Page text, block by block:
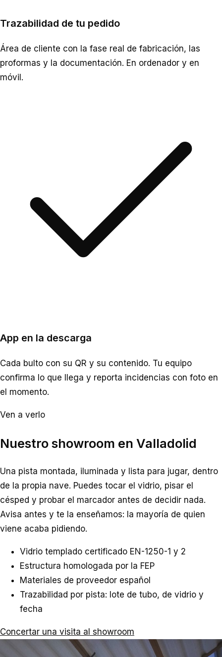
Trazabilidad de tu pedido
Área de cliente con la fase real de fabricación, las
proformas y la documentación. En ordenador y en
móvil.
App en la descarga
Cada bulto con su QR y su contenido. Tu equipo
confirma lo que llega y reporta incidencias con foto en
el momento.
Ven a verlo
Nuestro showroom en Valladolid
Una pista montada, iluminada y lista para jugar, dentro
de la propia nave. Puedes tocar el vidrio, pisar el
césped y probar el marcador antes de decidir nada.
Avisa antes y te la enseñamos: la mayoría de quien
viene acaba pidiendo.
Vidrio templado certificado EN-1250-1 y 2
Estructura homologada por la FEP
Materiales de proveedor español
Trazabilidad por pista: lote de tubo, de vidrio y
fecha
Concertar una visita al showroom